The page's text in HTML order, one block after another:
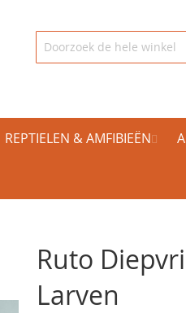
REPTIELEN & AMFIBIEËN
Ruto
Larven